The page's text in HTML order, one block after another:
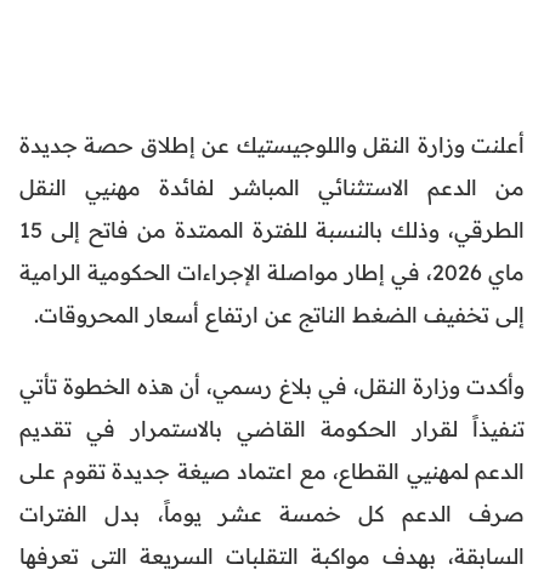
أعلنت وزارة النقل واللوجيستيك عن إطلاق حصة جديدة
من الدعم الاستثنائي المباشر لفائدة مهنيي النقل
الطرقي، وذلك بالنسبة للفترة الممتدة من فاتح إلى 15
ماي 2026، في إطار مواصلة الإجراءات الحكومية الرامية
إلى تخفيف الضغط الناتج عن ارتفاع أسعار المحروقات.
وأكدت وزارة النقل، في بلاغ رسمي، أن هذه الخطوة تأتي
تنفيذاً لقرار الحكومة القاضي بالاستمرار في تقديم
الدعم لمهنيي القطاع، مع اعتماد صيغة جديدة تقوم على
صرف الدعم كل خمسة عشر يوماً، بدل الفترات
السابقة، بهدف مواكبة التقلبات السريعة التي تعرفها